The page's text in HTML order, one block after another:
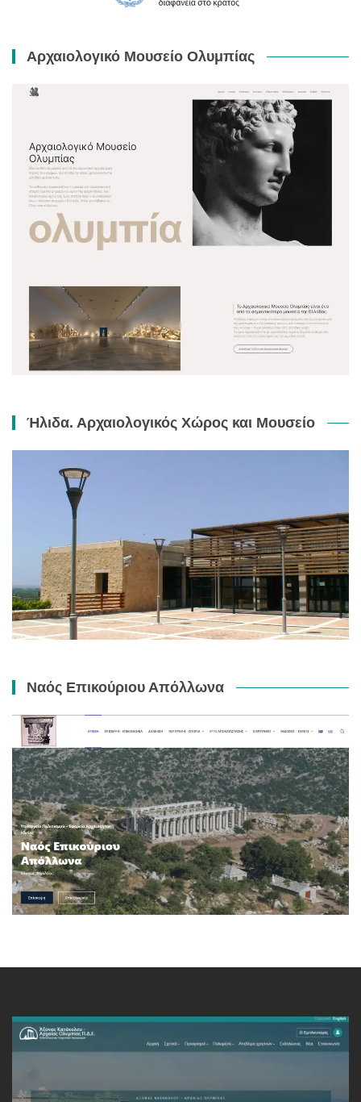
Αρχαιολογικό Μουσείο Ολυμπίας
Ήλιδα. Αρχαιολογικός Χώρος και Μουσείο
Ναός Επικούριου Απόλλωνα